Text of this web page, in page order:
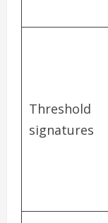
Threshold
signatures